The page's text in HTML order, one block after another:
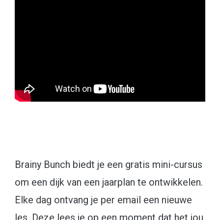
Brainy Bunch biedt je een gratis mini-cursus
om een dijk van een jaarplan te ontwikkelen.
Elke dag ontvang je per email een nieuwe